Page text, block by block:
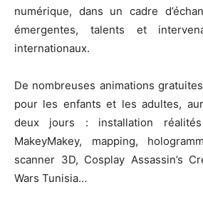
numérique, dans un cadre
émergentes, talents et
internationaux.
De nombreuses animations
pour les enfants et les adultes,
deux jours : installation
MakeyMakey, mapping,
scanner 3D, Cosplay Assassin’s
Wars Tunisia…